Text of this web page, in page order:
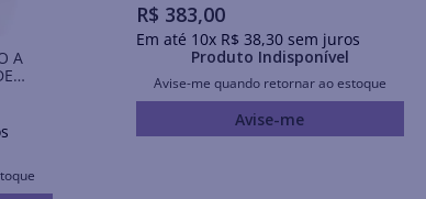
A
R$ 383,00
Em até 10x R$ 38,30sem juros
Produto Indisponível
Avise-me quando retornar ao estoque
Avise-me